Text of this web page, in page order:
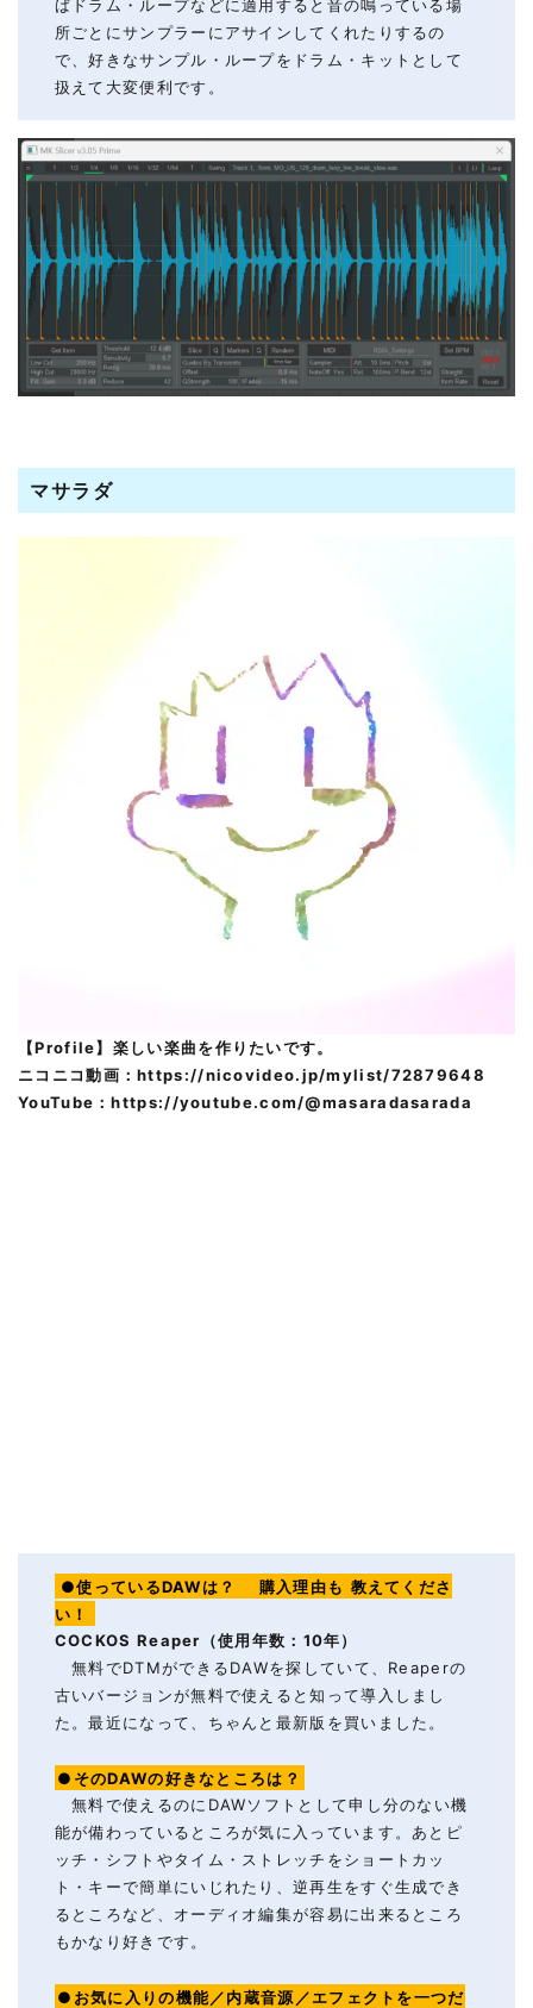
ばドラム・ループなどに適用すると音の鳴っている場
所ごとにサンプラーにアサインしてくれたりするの
で、好きなサンプル・ループをドラム・キットとして
扱えて大変便利です。
マサラダ
【Profile】楽しい楽曲を作りたいです。
ニコニコ動画：https://nicovideo.jp/mylist/72879648
YouTube：https://youtube.com/@masaradasarada
●使っているDAWは？ 購入理由も 教えてくださ
い！
COCKOS Reaper（使用年数：10年）
無料でDTMができるDAWを探していて、Reaperの
古いバージョンが無料で使えると知って導入しまし
た。最近になって、ちゃんと最新版を買いました。
●そのDAWの好きなところは？
無料で使えるのにDAWソフトとして申し分のない機
能が備わっているところが気に入っています。あとピ
ッチ・シフトやタイム・ストレッチをショートカッ
ト・キーで簡単にいじれたり、逆再生をすぐ生成でき
るところなど、オーディオ編集が容易に出来るところ
もかなり好きです。
●お気に入りの機能／内蔵音源／エフェクトを一つだ